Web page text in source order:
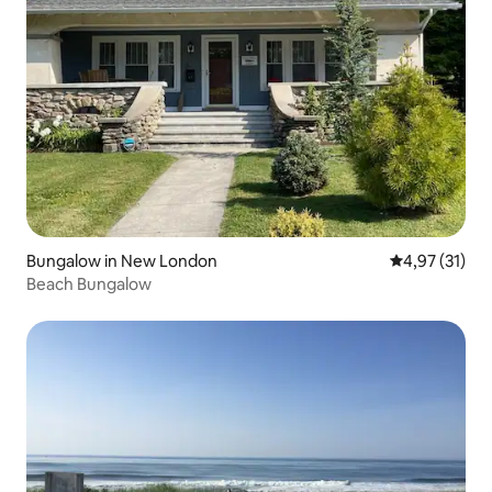
Bungalow in New London
4,97 (31)
Beach Bungalow